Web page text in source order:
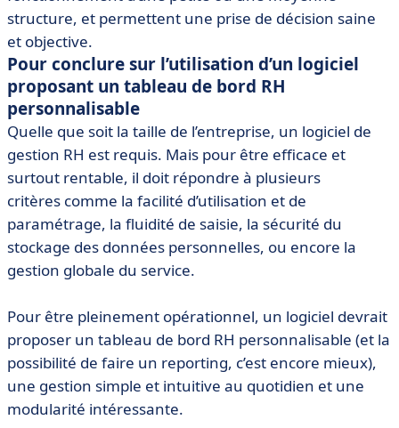
structure, et permettent une prise de décision saine
et objective.
Pour conclure sur l’utilisation d’un logiciel
proposant un tableau de bord RH
personnalisable
Quelle que soit la taille de l’entreprise, un logiciel de
gestion RH est requis. Mais pour être efficace et
surtout rentable, il doit répondre à plusieurs
critères comme la facilité d’utilisation et de
paramétrage, la fluidité de saisie, la sécurité du
stockage des données personnelles, ou encore la
gestion globale du service.
Pour être pleinement opérationnel, un logiciel devrait
proposer un tableau de bord RH personnalisable (et la
possibilité de faire un reporting, c’est encore mieux),
une gestion simple et intuitive au quotidien et une
modularité intéressante.